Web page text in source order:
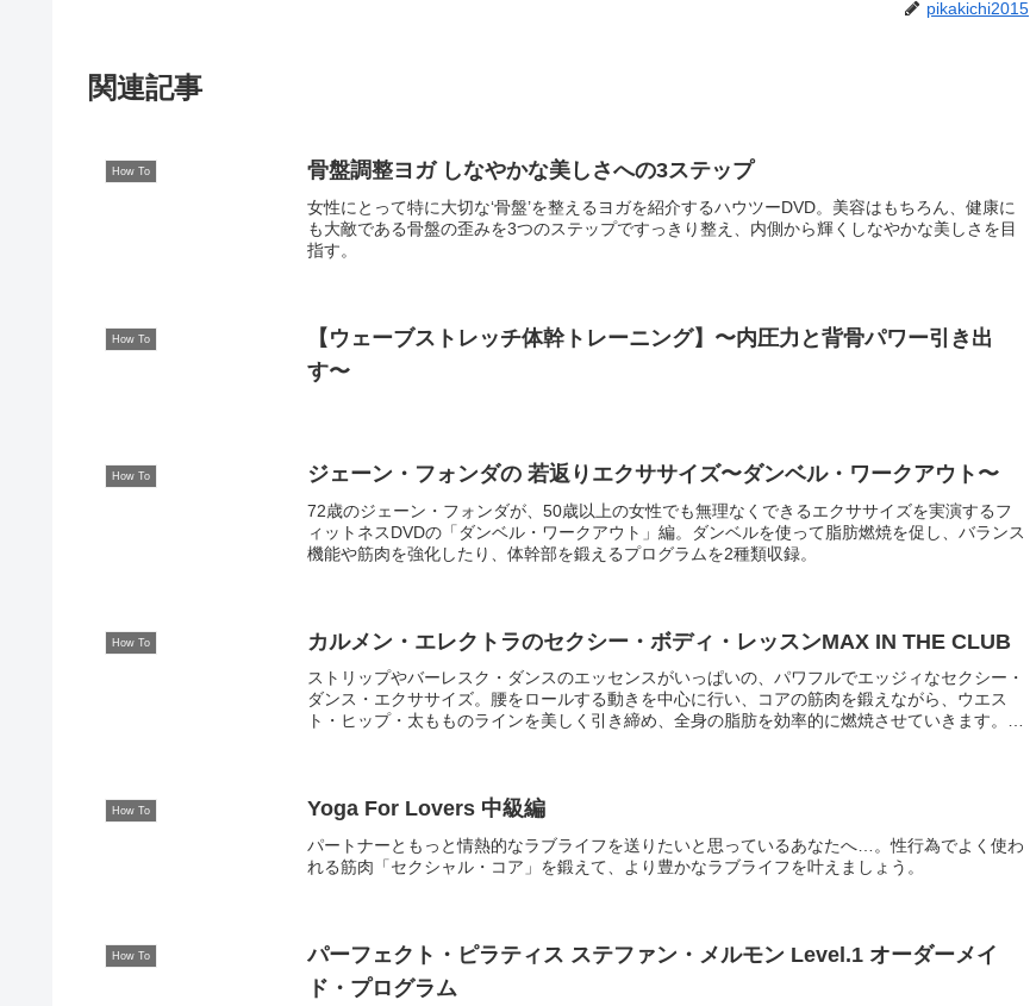
pikakichi2015
関連記事
How To 骨盤調整ヨガ しなやかな美しさへの3ステップ
女性にとって特に大切な‘骨盤’を整えるヨガを紹介するハウツーDVD。美容はもちろん、健康に
も大敵である骨盤の歪みを3つのステップですっきり整え、内側から輝くしなやかな美しさを目
指す。
How To
【ウェーブストレッチ体幹トレーニング】〜内圧力と背骨パワー引き出
す〜
How To ジェーン・フォンダの 若返りエクササイズ〜ダンベル・ワークアウト〜
72歳のジェーン・フォンダが、50歳以上の女性でも無理なくできるエクササイズを実演するフ
ィットネスDVDの「ダンベル・ワークアウト」編。ダンベルを使って脂肪燃焼を促し、バランス
機能や筋肉を強化したり、体幹部を鍛えるプログラムを2種類収録。
How To カルメン・エレクトラのセクシー・ボディ・レッスンMAX IN THE CLUB
ストリップやバーレスク・ダンスのエッセンスがいっぱいの、パワフルでエッジィなセクシー・
ダンス・エクササイズ。腰をロールする動きを中心に行い、コアの筋肉を鍛えながら、ウエス
ト・ヒップ・太もものラインを美しく引き締め、全身の脂肪を効率的に燃焼させていきます。自
How To Yoga For Lovers 中級編
パートナーともっと情熱的なラブライフを送りたいと思っているあなたへ…。性行為でよく使わ
れる筋肉「セクシャル・コア」を鍛えて、より豊かなラブライフを叶えましょう。
How To
パーフェクト・ピラティス ステファン・メルモン Level.1 オーダーメイ
ド・プログラム